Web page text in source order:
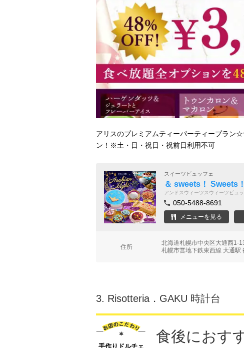
アリスのプレミアムティーパーティープラン
ン！※土・日・祝日・祝前日利用不可
スイーツビュッフェ
＆ sweets！ Sweets
アンドスウィーツスウィーツビュ
050-5488-8691
メニューを見る
住所
北海道札幌市中央区大通西1-
札幌市営地下鉄東西線 大通駅
3. Risotteria．GAKU 時計台
手作りドルチェ
食後におす